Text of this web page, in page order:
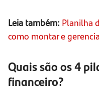
Leia também: Planilha
como montar e
Quais são os 4
financeiro?